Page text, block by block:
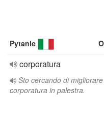
Pytanie
corporatura
Sto cercando di
corporatura in palestra.